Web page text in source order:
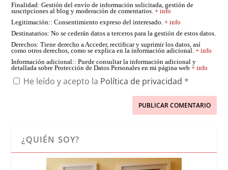
Finalidad: Gestión del envío de información solicitada, gestión de
suscripciones al blog y moderación de comentarios.+ info
Legitimación:: Consentimiento expreso del interesado.+ info
Destinatarios: No se cederán datos a terceros para la gestión de estos datos.
Derechos: Tiene derecho a Acceder, rectificar y suprimir los datos, así
como otros derechos, como se explica en la información adicional.+ info
Información adicional:: Puede consultar la información adicional y
detallada sobre Protección de Datos Personales en mi página web+ info
He leído y acepto la Política de privacidad *
¿QUIÉN SOY?